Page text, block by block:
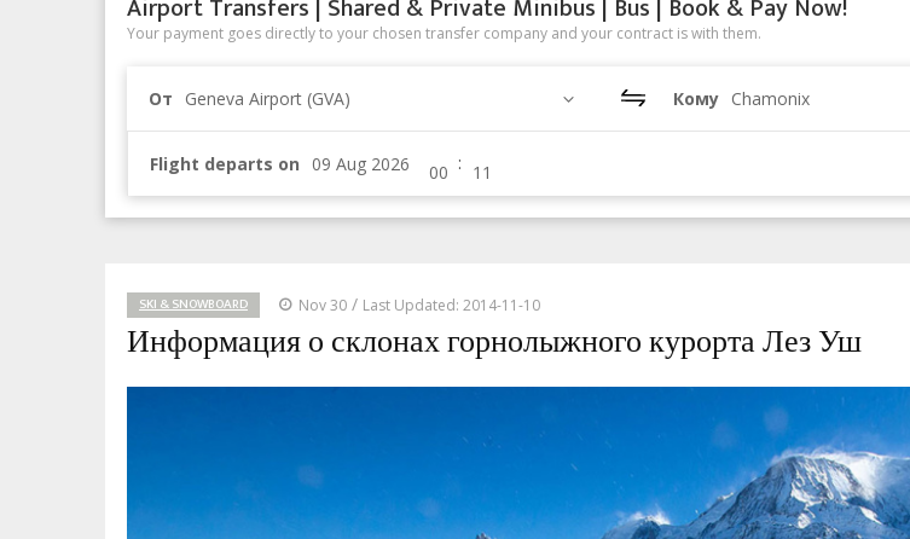
Airport Transfers | Shared & Private Minibus | Bus | Book & Pay Now!
Your payment goes directly to your chosen transfer company and your contract is with them.
От Geneva Airport (GVA) Кому Chamonix
Flight departs on :
SKI & SNOWBOARD Nov 30 / Last Updated: 2014-11-10
Информация о склонах горнолыжного курорта Лез Уш